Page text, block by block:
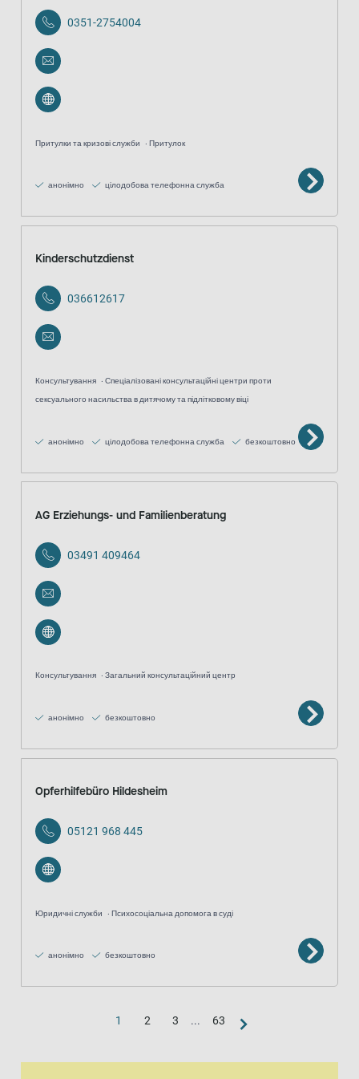
0351-2754004
Притулки та кризові служби Притулок
анонімно цілодобова телефонна служба
Kinderschutzdienst
036612617
Консультування
Спеціалізовані консультаційні центри проти
сексуального насильства в дитячому та підлітковому віці
анонімно цілодобова телефонна служба безкоштовно
AG Erziehungs- und Familienberatung
03491 409464
Консультування Загальний консультаційний центр
анонімно безкоштовно
Opferhilfebüro Hildesheim
05121 968 445
Юридичні служби Психосоціальна допомога в суді
анонімно безкоштовно
1 2 3 ... 63